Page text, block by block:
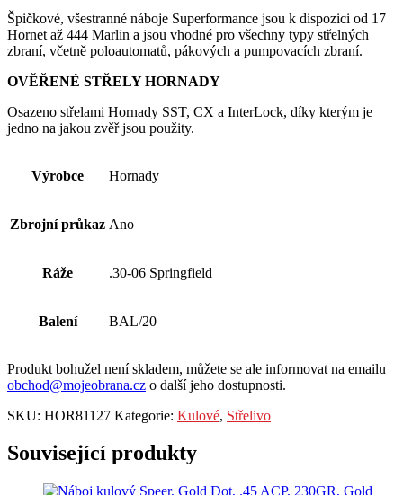
Špičkové, všestranné náboje Superformance jsou k dispozici od 17
Hornet až 444 Marlin a jsou vhodné pro všechny typy střelných
zbraní, včetně poloautomatů, pákových a pumpovacích zbraní.
OVĚŘENÉ STŘELY HORNADY
Osazeno střelami Hornady SST, CX a InterLock, díky kterým je
jedno na jakou zvěř jsou použity.
Výrobce Hornady
Zbrojní průkaz Ano
Ráže .30-06 Springfield
Balení BAL/20
Produkt bohužel není skladem, můžete se ale informovat na emailu
obchod@mojeobrana.cz o další jeho dostupnosti.
SKU: HOR81127 Kategorie: Kulové, Střelivo
Související produkty